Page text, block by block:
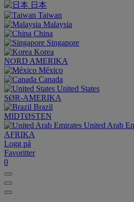
日本
Taiwan
Malaysia
China
Singapore
Korea
NORD AMERIKA
México
Canada
United States
SØR-AMERIKA
Brazil
MIDTØSTEN
United Arab
AFRIKA
Logg på
Favoritter
0